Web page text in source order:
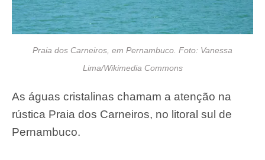
Praia dos Carneiros, em Pernambuco. Foto: Vanessa
Lima/Wikimedia Commons
As águas cristalinas chamam a atenção na
rústica Praia dos Carneiros, no litoral sul de
Pernambuco.